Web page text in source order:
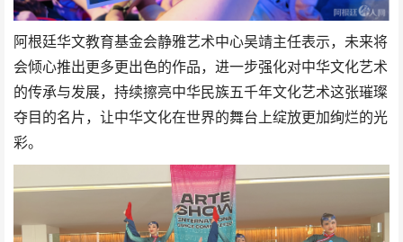
阿根廷华文教育基金会静雅艺术中心吴靖主任表示，未来将
会倾心推出更多更出色的作品，进一步强化对中华文化艺术
的传承与发展，持续擦亮中华民族五千年文化艺术这张璀璨
夺目的名片，让中华文化在世界的舞台上绽放更加绚烂的光
彩。